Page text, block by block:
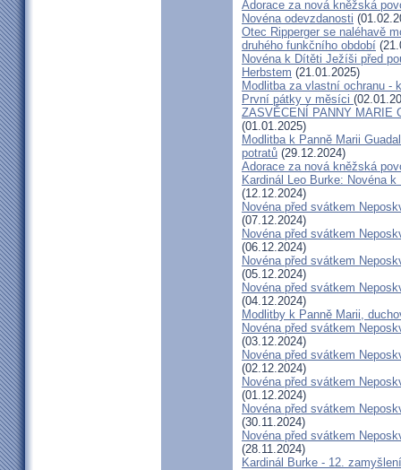
Adorace za nová kněžská
Novéna odevzdanosti
Otec Ripperger se naléhavě
druhého funkčního období
Novéna k Dítěti Ježíši před
Herbstem (21.01.2025)
Modlitba za vlastní ochranu -
První pátky v měsíci
ZASVĚCENÍ PANNY MARIE
(01.01.2025)
Modlitba k Panně Marii
potratů (29.12.2024)
Adorace za nová kněžská
Kardinál Leo Burke: Novéna
(12.12.2024)
Novéna před svátkem
(07.12.2024)
Novéna před svátkem
(06.12.2024)
Novéna před svátkem
(05.12.2024)
Novéna před svátkem
(04.12.2024)
Modlitby k Panně Marii,
Novéna před svátkem
(03.12.2024)
Novéna před svátkem
(02.12.2024)
Novéna před svátkem
(01.12.2024)
Novéna před svátkem
(30.11.2024)
Novéna před svátkem
(28.11.2024)
Kardinál Burke - 12.